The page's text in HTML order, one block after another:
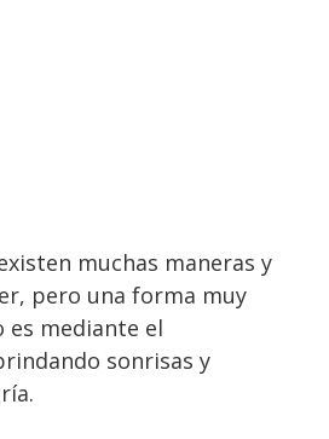
muchas maneras y
pero una forma muy
es mediante el
sonrisas y